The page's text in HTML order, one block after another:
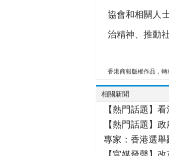
協會和相關人
治精神、推動
香港商報版權作品，轉
相關新聞
【熱門話題】
【熱門話題】
專家：香港選